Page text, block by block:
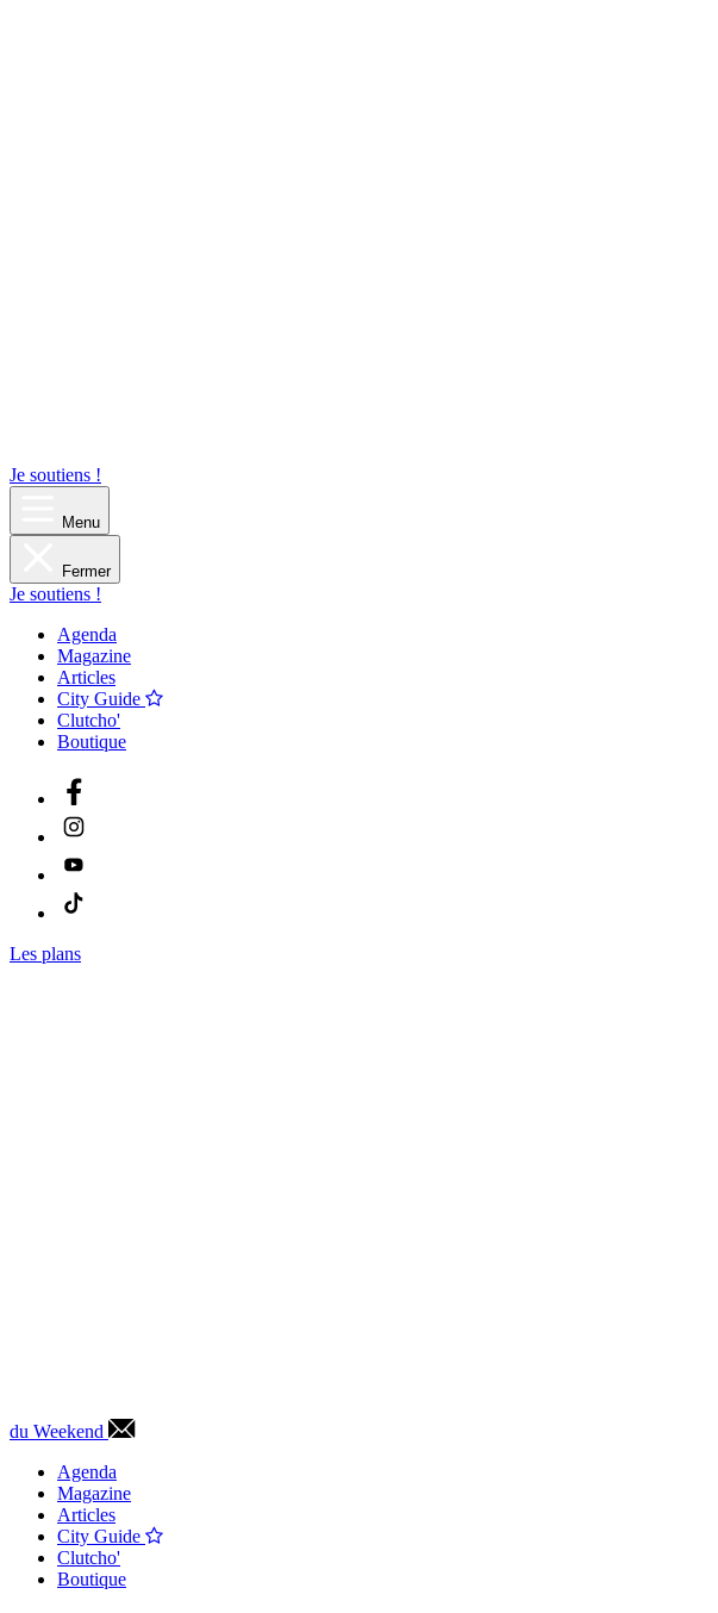
Je soutiens !
Menu
Fermer
Je soutiens !
Agenda
Magazine
Articles
City Guide
Clutcho'
Boutique
Les plans
du Weekend
Agenda
Magazine
Articles
City Guide
Clutcho'
Boutique